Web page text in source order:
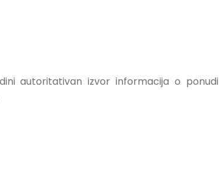
autoritativan izvor informacija o ponudi